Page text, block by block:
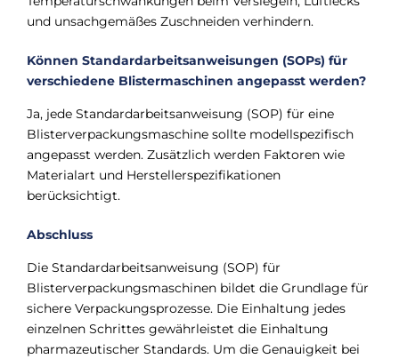
und unsachgemäßes Zuschneiden verhindern.
Können Standardarbeitsanweisungen (SOPs) für
verschiedene Blistermaschinen angepasst werden?
Ja, jede Standardarbeitsanweisung (SOP) für eine
Blisterverpackungsmaschine sollte modellspezifisch
angepasst werden. Zusätzlich werden Faktoren wie
Materialart und Herstellerspezifikationen
berücksichtigt.
Abschluss
Die Standardarbeitsanweisung (SOP) für
Blisterverpackungsmaschinen bildet die Grundlage für
sichere Verpackungsprozesse. Die Einhaltung jedes
einzelnen Schrittes gewährleistet die Einhaltung
pharmazeutischer Standards. Um die Genauigkeit bei